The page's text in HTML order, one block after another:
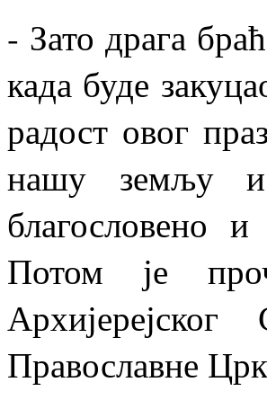
- Зато драга
када буде
радост овог
нашу земљу
благословено
Потом је
Православне